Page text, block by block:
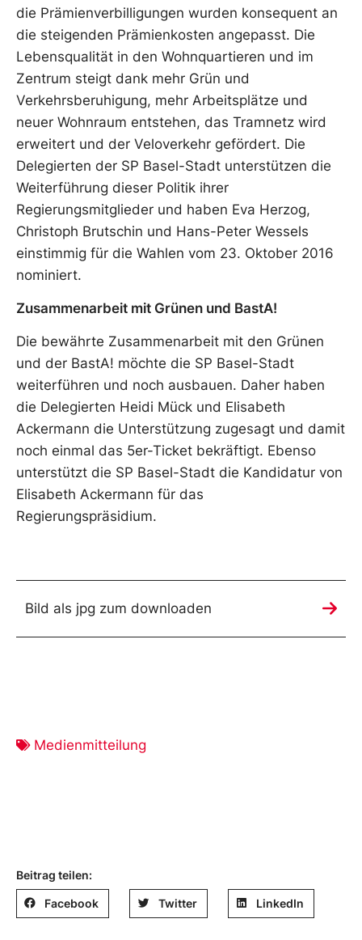
die Prämienverbilligungen wurden konsequent an
die steigenden Prämienkosten angepasst. Die
Lebensqualität in den Wohnquartieren und im
Zentrum steigt dank mehr Grün und
Verkehrsberuhigung, mehr Arbeitsplätze und
neuer Wohnraum entstehen, das Tramnetz wird
erweitert und der Veloverkehr gefördert. Die
Delegierten der SP Basel-Stadt unterstützen die
Weiterführung dieser Politik ihrer
Regierungsmitglieder und haben Eva Herzog,
Christoph Brutschin und Hans-Peter Wessels
einstimmig für die Wahlen vom 23. Oktober 2016
nominiert.
Zusammenarbeit mit Grünen und BastA!
Die bewährte Zusammenarbeit mit den Grünen
und der BastA! möchte die SP Basel-Stadt
weiterführen und noch ausbauen. Daher haben
die Delegierten Heidi Mück und Elisabeth
Ackermann die Unterstützung zugesagt und damit
noch einmal das 5er-Ticket bekräftigt. Ebenso
unterstützt die SP Basel-Stadt die Kandidatur von
Elisabeth Ackermann für das
Regierungspräsidium.
Bild als jpg zum downloaden
Medienmitteilung
Beitrag teilen:
Facebook Twitter LinkedIn